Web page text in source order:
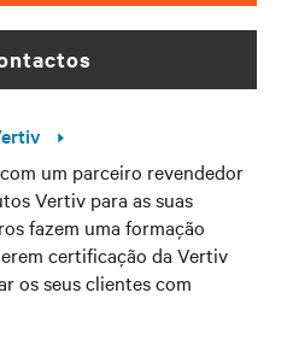
um parceiro revendedor
Vertiv para as suas
fazem uma formação
certificação da Vertiv
os seus clientes com